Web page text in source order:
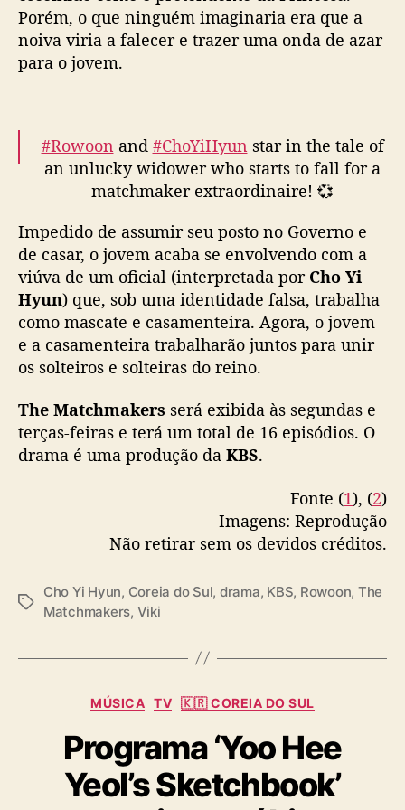
h
o
m
R
o
w
o
n
e
C
o
Y
y
u
Porém, o que ninguém imaginaria era que a
noiva viria a falecer e trazer uma onda de azar
para o jovem.
#Rowoon and #ChoYiHyun star in the tale of
an unlucky widower who starts to fall for a
matchmaker extraordinaire! 💞
Watch the Oct 30 premiere of the
#VikiOriginal series#TheMatchmakerson
#Viki:https://t.co/2gNheVrVbo
pic.twitter.com/hZf5EstETP
— Viki (@Viki)October 30, 2023
Impedido de assumir seu posto no Governo e
de casar, o jovem acaba se envolvendo com a
viúva de um oficial (interpretada por Cho Yi
Hyun) que, sob uma identidade falsa, trabalha
como mascate e casamenteira. Agora, o jovem
e a casamenteira trabalharão juntos para unir
os solteiros e solteiras do reino.
The Matchmakers será exibida às segundas e
terças-feiras e terá um total de 16 episódios. O
drama é uma produção da KBS.
Fonte (1), (2)
Imagens: Reprodução
Não retirar sem os devidos créditos.
T
s
Cho Yi Hyun, Coreia do Sul, drama, KBS, Rowoon, The
Matchmakers, Viki
C
t
e
g
o
MÚSICA TV 🇰🇷 COREIA DO SUL
Programa ‘Yoo Hee
Yeol’s Sketchbook’